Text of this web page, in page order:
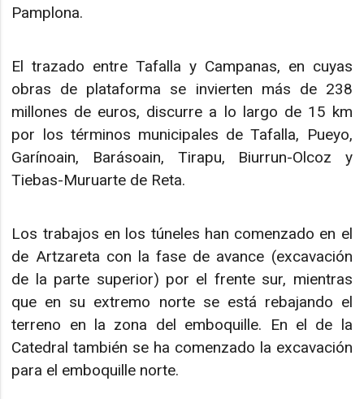
Pamplona.
El trazado entre Tafalla y Campanas, en cuyas
obras de plataforma se invierten más de 238
millones de euros, discurre a lo largo de 15 km
por los términos municipales de Tafalla, Pueyo,
Garínoain, Barásoain, Tirapu, Biurrun-Olcoz y
Tiebas-Muruarte de Reta.
Los trabajos en los túneles han comenzado en el
de Artzareta con la fase de avance (excavación
de la parte superior) por el frente sur, mientras
que en su extremo norte se está rebajando el
terreno en la zona del emboquille. En el de la
Catedral también se ha comenzado la excavación
para el emboquille norte.